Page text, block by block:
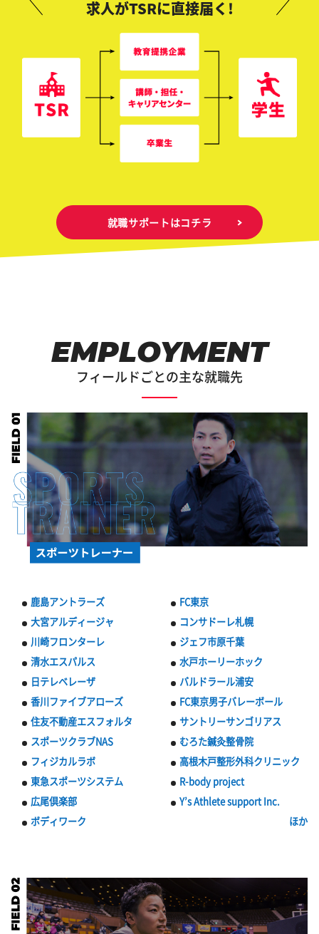
求人がTSRに直接届く!
就職サポートはコチラ
EMPLOYMENT
フィールドごとの主な就職先
鹿島アントラーズ
大宮アルディージャ
川崎フロンターレ
清水エスパルス
日テレベレーザ
香川ファイブアローズ
住友不動産エスフォルタ
スポーツクラブNAS
フィジカルラボ
東急スポーツシステム
広尾倶楽部
ボディワーク
FC東京
コンサドーレ札幌
ジェフ市原千葉
水戸ホーリーホック
バルドラール浦安
FC東京男子バレーボール
サントリーサンゴリアス
むろた鍼灸整骨院
高根木戸整形外科クリニック
R-body project
Y’s Athlete support Inc.
ほか